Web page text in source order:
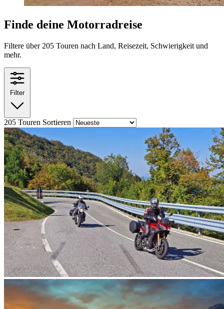
Finde deine Motorradreise
Filtere über 205 Touren nach Land, Reisezeit, Schwierigkeit und
mehr.
Filter
205 Touren Sortieren